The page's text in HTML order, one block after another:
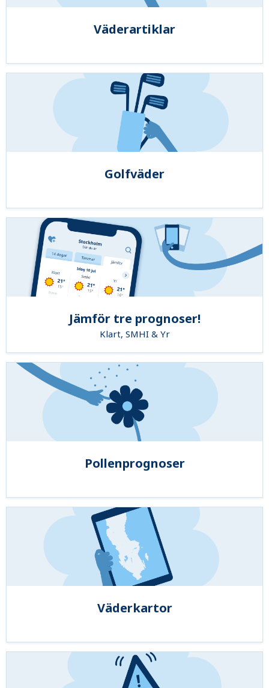
Väderartiklar
Golfväder
Jämför tre prognoser!
Klart, SMHI & Yr
Pollenprognoser
Väderkartor